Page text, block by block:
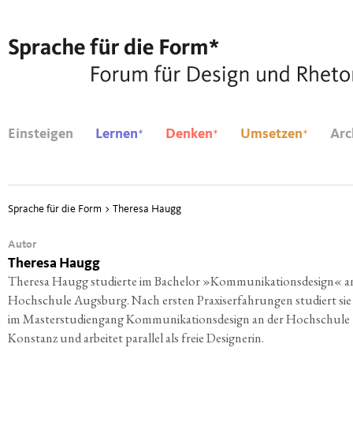
Einsteigen Lernen* Denken* Umsetzen*
Sprache für die Form > Theresa Haugg
Autor
Theresa Haugg
The­re­sa Haugg stu­dier­te im Bache­lor »Kom­mu­ni­ka­ti­ons­de­sign«
Hoch­schu­le Augs­burg. Nach ers­ten Pra­xis­er­fah­run­gen stu­diert
im Mas­ter­stu­di­en­gang Kom­mu­ni­ka­ti­ons­de­sign an der Hoch­schu­le
Kon­stanz und arbei­tet par­al­lel als freie Designerin.